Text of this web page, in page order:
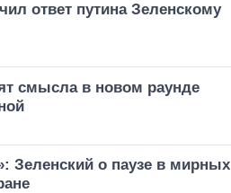
ответ путина Зеленскому
смысла в новом раунде
Зеленский о паузе в мирных